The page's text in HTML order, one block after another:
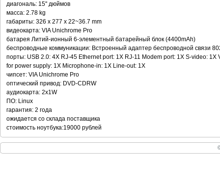
диагональ: 15'' дюймов
масса: 2.78 kg
габариты: 326 x 277 x 22~36.7 mm
видеокарта: VIA Unichrome Pro
батарея Литий-ионный 6-элементный батарейный блок (4400mAh)
беспроводные коммуникации: Встроенный адаптер беспроводной связи
порты: USB 2.0: 4X RJ-45 Ethernet port: 1X RJ-11 Modem port: 1X S-video: 1X
for power supply: 1X Microphone-in: 1X Line-out: 1X
чипсет: VIA Unichrome Pro
оптический привод: DVD-CDRW
аудиокарта: 2x1W
ПО: Linux
гарантия: 2 года
ожидается со склада поставщика
стоимость ноутбука:19000 рублей